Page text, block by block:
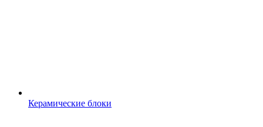
Керамические блоки